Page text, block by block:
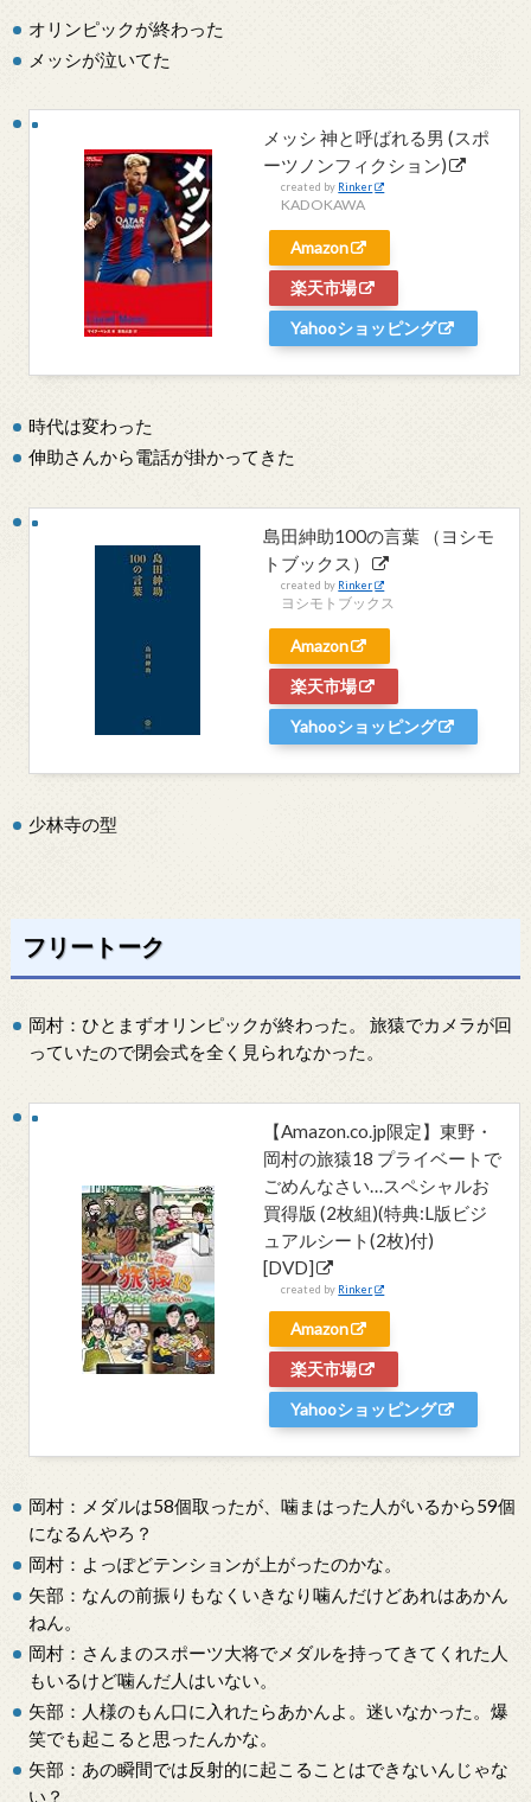
オリンピックが終わった
メッシが泣いてた
メッシ 神と呼ばれる男 (スポ
ーツノンフィクション)
created by Rinker
KADOKAWA
Amazon
楽天市場
Yahooショッピング
時代は変わった
伸助さんから電話が掛かってきた
島田紳助100の言葉 （ヨシモ
トブックス）
created by Rinker
ヨシモトブックス
Amazon
楽天市場
Yahooショッピング
少林寺の型
フリートーク
岡村：ひとまずオリンピックが終わった。 旅猿でカメラが回
っていたので閉会式を全く見られなかった。
【Amazon.co.jp限定】東野・
岡村の旅猿18 プライベートで
ごめんなさい…スペシャルお
買得版 (2枚組)(特典:L版ビジ
ュアルシート(2枚)付)
[DVD]
created by Rinker
Amazon
楽天市場
Yahooショッピング
岡村：メダルは58個取ったが、噛まはった人がいるから59個
になるんやろ？
岡村：よっぽどテンションが上がったのかな。
矢部：なんの前振りもなくいきなり噛んだけどあれはあかん
ねん。
岡村：さんまのスポーツ大将でメダルを持ってきてくれた人
もいるけど噛んだ人はいない。
矢部：人様のもん口に入れたらあかんよ。迷いなかった。爆
笑でも起こると思ったんかな。
矢部：あの瞬間では反射的に起こることはできないんじゃな
い？